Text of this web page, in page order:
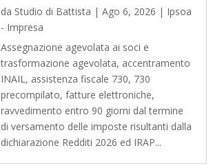
da Studio di Battista |Ago 6, 2026 | Ipsoa
- Impresa
Assegnazione agevolata ai soci e
trasformazione agevolata, accentramento
INAIL, assistenza fiscale 730, 730
precompilato, fatture elettroniche,
ravvedimento entro 90 giorni dal termine
di versamento delle imposte risultanti dalla
dichiarazione Redditi 2026 ed IRAP...